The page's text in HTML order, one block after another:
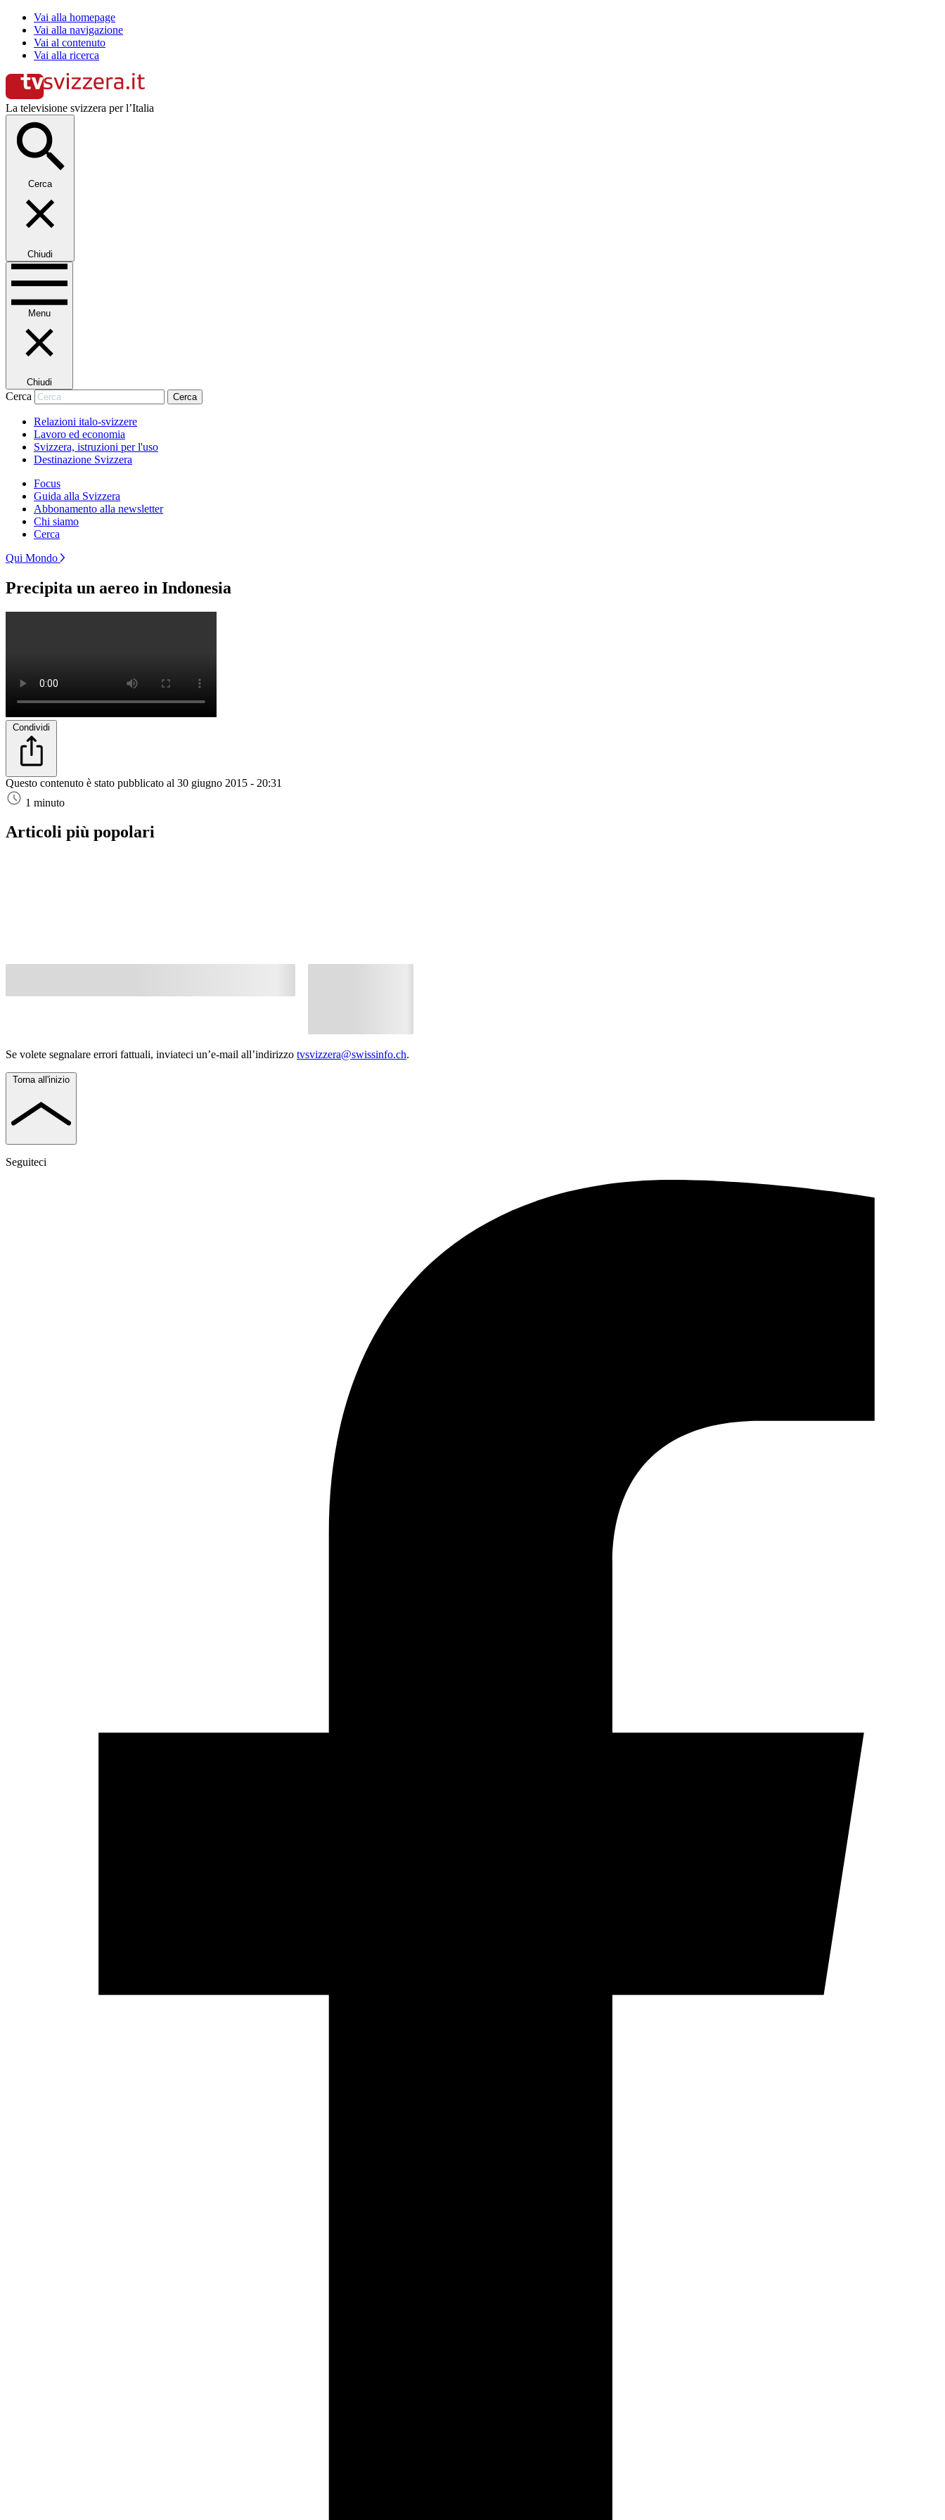
Vai alla homepage
Vai alla navigazione
Vai al contenuto
Vai alla ricerca
La televisione svizzera per l’Italia
Cerca
Chiudi
Menu
Chiudi
Cerca Cerca
Relazioni italo-svizzere
Lavoro ed economia
Svizzera, istruzioni per l'uso
Destinazione Svizzera
Focus
Guida alla Svizzera
Abbonamento alla newsletter
Chi siamo
Cerca
Qui Mondo
Precipita un aereo in Indonesia
Condividi
Questo contenuto è stato pubblicato al 30 giugno 2015 - 20:31
1 minuto
Articoli più popolari
Se volete segnalare errori fattuali, inviateci un’e-mail all’indirizzo tvsvizzera@swissinfo.ch.
Torna all'inizio
Seguiteci